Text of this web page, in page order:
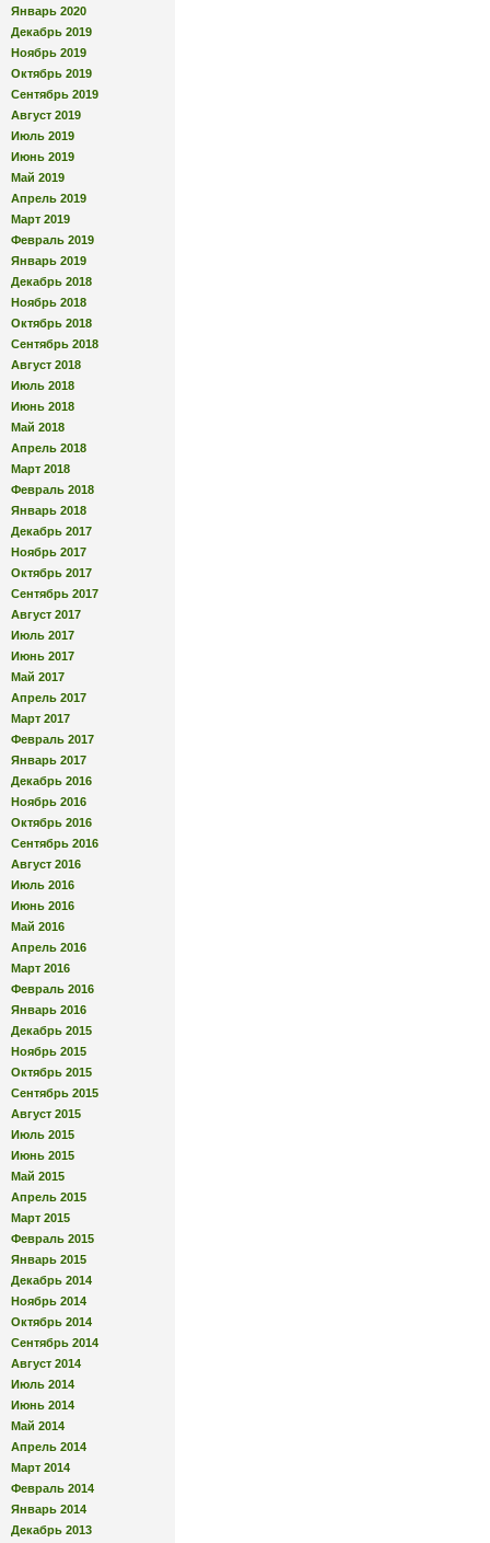
Январь 2020
Декабрь 2019
Ноябрь 2019
Октябрь 2019
Сентябрь 2019
Август 2019
Июль 2019
Июнь 2019
Май 2019
Апрель 2019
Март 2019
Февраль 2019
Январь 2019
Декабрь 2018
Ноябрь 2018
Октябрь 2018
Сентябрь 2018
Август 2018
Июль 2018
Июнь 2018
Май 2018
Апрель 2018
Март 2018
Февраль 2018
Январь 2018
Декабрь 2017
Ноябрь 2017
Октябрь 2017
Сентябрь 2017
Август 2017
Июль 2017
Июнь 2017
Май 2017
Апрель 2017
Март 2017
Февраль 2017
Январь 2017
Декабрь 2016
Ноябрь 2016
Октябрь 2016
Сентябрь 2016
Август 2016
Июль 2016
Июнь 2016
Май 2016
Апрель 2016
Март 2016
Февраль 2016
Январь 2016
Декабрь 2015
Ноябрь 2015
Октябрь 2015
Сентябрь 2015
Август 2015
Июль 2015
Июнь 2015
Май 2015
Апрель 2015
Март 2015
Февраль 2015
Январь 2015
Декабрь 2014
Ноябрь 2014
Октябрь 2014
Сентябрь 2014
Август 2014
Июль 2014
Июнь 2014
Май 2014
Апрель 2014
Март 2014
Февраль 2014
Январь 2014
Декабрь 2013